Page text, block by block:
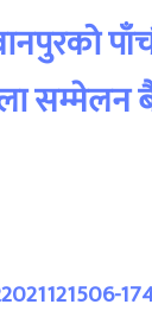
सम्मेलन